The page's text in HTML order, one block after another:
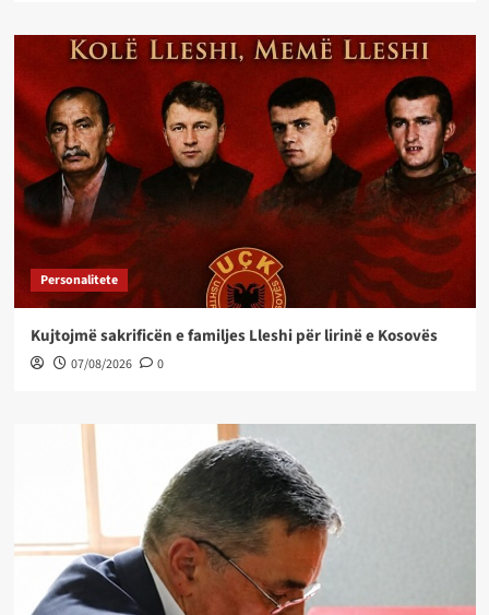
Personalitete
Kujtojmë sakrificën e familjes Lleshi për lirinë e Kosovës
07/08/2026 0